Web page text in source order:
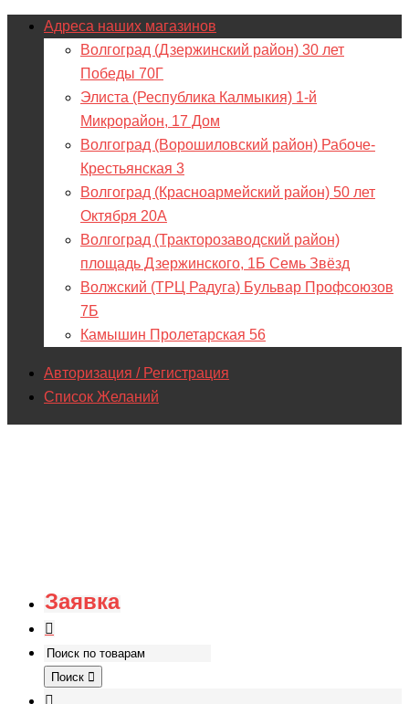
Адреса наших магазинов
Волгоград (Дзержинский район) 30 лет
Победы 70Г
Элиста (Республика Калмыкия) 1-й
Микрорайон, 17 Дом
Волгоград (Ворошиловский район) Рабоче-
Крестьянская 3
Волгоград (Красноармейский район) 50 лет
Октября 20А
Волгоград (Тракторозаводский район)
площадь Дзержинского, 1Б Семь Звёзд
Волжский (ТРЦ Радуга) Бульвар Профсоюзов
7Б
Камышин Пролетарская 56
Авторизация / Регистрация
Список Желаний
Заявка
Поиск